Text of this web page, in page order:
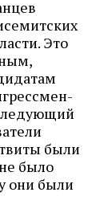
Это
были
было
они были